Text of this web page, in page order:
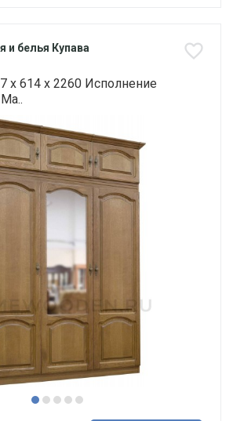
и белья Купава
х 614 х 2260 Исполнение